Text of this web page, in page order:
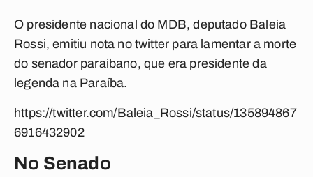
O presidente nacional do MDB, deputado Baleia
Rossi, emitiu nota no twitter para lamentar a morte
do senador paraibano, que era presidente da
legenda na Paraíba.
https://twitter.com/Baleia_Rossi/status/135894867
6916432902
No Senado